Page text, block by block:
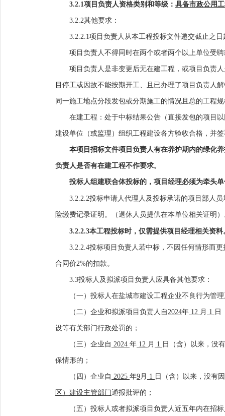
3.2.1项目负责人资格类别和等级 ： 具备市政公用
3.2.2其他要求：
3.2.2.1项目负责人从本工程投标文件递交截止之
项目负责人不得同时在两个或者两个以上单位受
项目负责人是非变更后无在建工程，或项目负责
目停工或因故不能按期开工、且已办理了项目负责人
同一施工地点分段发包或分期施工的情况且总的工程
在建工程：处于中标结果公告（直接发包的项目
建设单位（或监理）组织工程建设各方验收合格，并
本项目招标文件项目负责人有在养护期内的绿化
负责人是否有在建工程不作要求。
投标人组建联合体投标的，项目经理必须为牵头
3.2.2.2投标申请人代理人及投标承诺的项目部人
险缴费记录证明。（退休人员提供在本单位相关证明
3.2.2.3本工程投标时， 仅需提供项目经理相关资料
3.2.2.4投标项目负责人若中标，不因任何情形而
合同价2%的扣款。
3.3投标人及拟派项目负责人应具备其他要求：
（一）投标人在盐城市建设工程企业不良行为管
（二）企业和拟派项目负责人自2024年 12 月 1 日
设等有关部门行政处罚的；
（三 ）企业自 2024 年 12 月 1 日（含）以来，没
保情形的；
（ 四 ）企业自 2025 年9月 1 日（含）以来，没有
区）建设主管部门通报批评的；
（五 ）投标人或者拟派项目负责人近五年内在招